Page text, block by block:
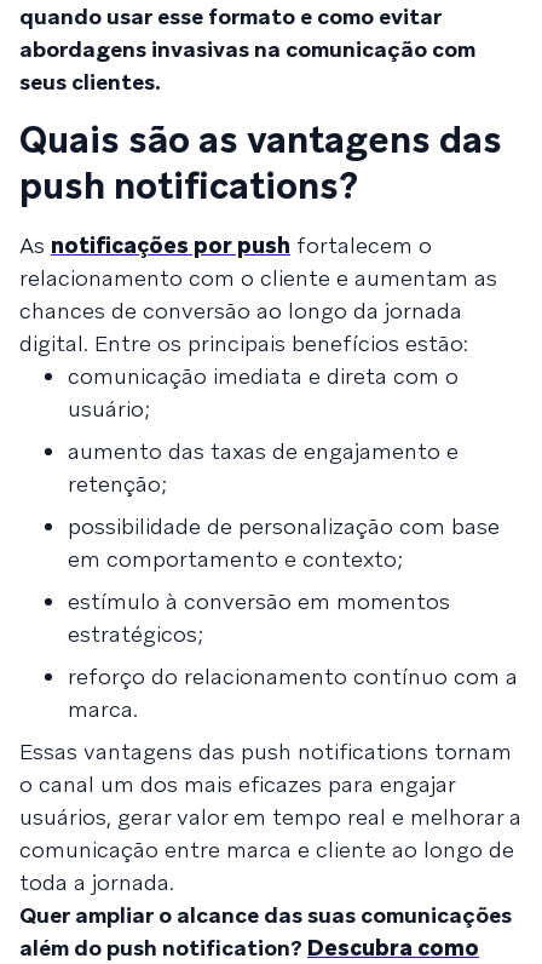
quando usar esse formato e como evitar
abordagens invasivas na comunicação com
seus clientes.
Quais são as vantagens das
push notifications?
As notificações por push fortalecem o
relacionamento com o cliente e aumentam as
chances de conversão ao longo da jornada
digital. Entre os principais benefícios estão:
comunicação imediata e direta com o
usuário;
aumento das taxas de engajamento e
retenção;
possibilidade de personalização com base
em comportamento e contexto;
estímulo à conversão em momentos
estratégicos;
reforço do relacionamento contínuo com a
marca.
Essas vantagens das push notifications tornam
o canal um dos mais eficazes para engajar
usuários, gerar valor em tempo real e melhorar a
comunicação entre marca e cliente ao longo de
toda a jornada.
Quer ampliar o alcance das suas comunicações
além do push notification? Descubra como